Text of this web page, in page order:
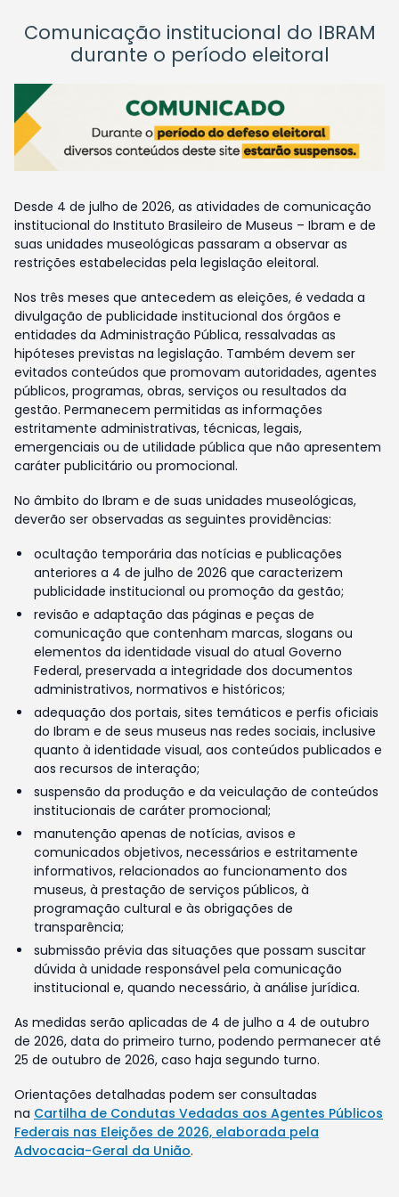
Comunicação institucional do IBRAM
durante o período eleitoral
Desde 4 de julho de 2026, as atividades de comunicação
institucional do Instituto Brasileiro de Museus – Ibram e de
suas unidades museológicas passaram a observar as
restrições estabelecidas pela legislação eleitoral.
Nos três meses que antecedem as eleições, é vedada a
divulgação de publicidade institucional dos órgãos e
entidades da Administração Pública, ressalvadas as
hipóteses previstas na legislação. Também devem ser
evitados conteúdos que promovam autoridades, agentes
públicos, programas, obras, serviços ou resultados da
gestão. Permanecem permitidas as informações
estritamente administrativas, técnicas, legais,
emergenciais ou de utilidade pública que não apresentem
caráter publicitário ou promocional.
No âmbito do Ibram e de suas unidades museológicas,
deverão ser observadas as seguintes providências:
ocultação temporária das notícias e publicações
anteriores a 4 de julho de 2026 que caracterizem
publicidade institucional ou promoção da gestão;
revisão e adaptação das páginas e peças de
comunicação que contenham marcas, slogans ou
elementos da identidade visual do atual Governo
Federal, preservada a integridade dos documentos
administrativos, normativos e históricos;
adequação dos portais, sites temáticos e perfis oficiais
do Ibram e de seus museus nas redes sociais, inclusive
quanto à identidade visual, aos conteúdos publicados e
aos recursos de interação;
suspensão da produção e da veiculação de conteúdos
institucionais de caráter promocional;
manutenção apenas de notícias, avisos e
comunicados objetivos, necessários e estritamente
informativos, relacionados ao funcionamento dos
museus, à prestação de serviços públicos, à
programação cultural e às obrigações de
transparência;
submissão prévia das situações que possam suscitar
dúvida à unidade responsável pela comunicação
institucional e, quando necessário, à análise jurídica.
As medidas serão aplicadas de 4 de julho a 4 de outubro
de 2026, data do primeiro turno, podendo permanecer até
25 de outubro de 2026, caso haja segundo turno.
Orientações detalhadas podem ser consultadas
na Cartilha de Condutas Vedadas aos Agentes Públicos
Federais nas Eleições de 2026, elaborada pela
Advocacia-Geral da União.